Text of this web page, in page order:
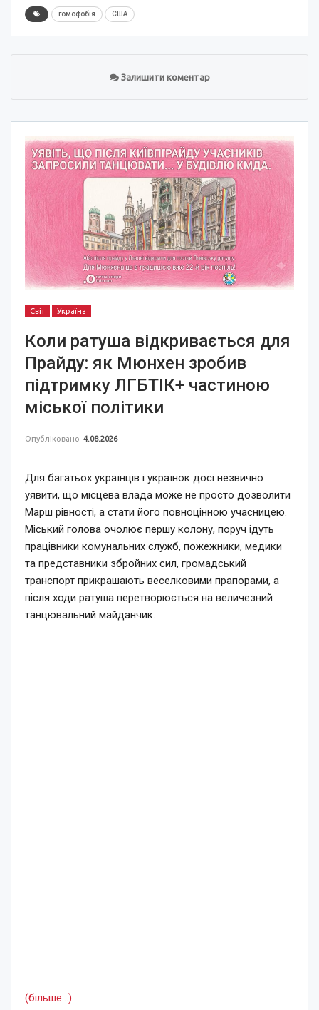
гомофобія США
Залишити коментар
Світ Україна
Коли ратуша відкривається для
Прайду: як Мюнхен зробив
підтримку ЛГБТІК+ частиною
міської політики
Опубліковано 4.08.2026
Для багатьох українців і українок досі незвично
уявити, що місцева влада може не просто дозволити
Марш рівності, а стати його повноцінною учасницею.
Міський голова очолює першу колону, поруч ідуть
працівники комунальних служб, пожежники, медики
та представники збройних сил, громадський
транспорт прикрашають веселковими прапорами, а
після ходи ратуша перетворюється на величезний
танцювальний майданчик.
(більше…)